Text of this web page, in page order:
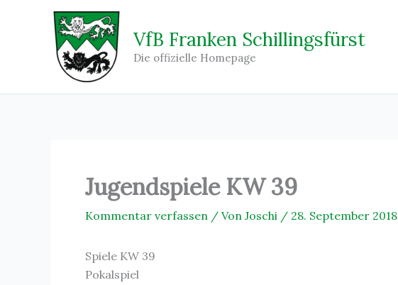
VfB Franken Schillingsfürst
Die offizielle Homepage
Jugendspiele KW 39
Kommentar verfassen / Von Joschi / 28. September 2018
Spiele KW 39
Pokalspiel